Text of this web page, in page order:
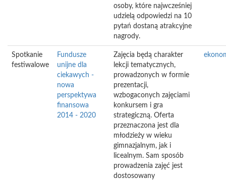
osoby, które najwcześniej
udzielą odpowiedzi na 10
pytań dostaną atrakcyjne
nagrody.
Spotkanie
festiwalowe
Fundusze
unijne dla
ciekawych -
nowa
perspektywa
finansowa
2014 - 2020
Zajęcia będą charakter
lekcji tematycznych,
prowadzonych w formie
prezentacji,
wzbogaconych zajęciami
konkursem i gra
strategiczną. Oferta
przeznaczona jest dla
młodzieży w wieku
gimnazjalnym, jak i
licealnym. Sam sposób
prowadzenia zajęć jest
dostosowany